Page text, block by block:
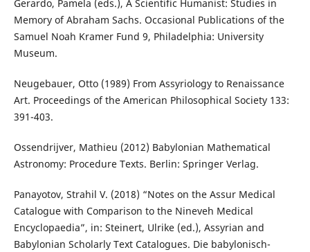
Gerardo, Pamela (eds.), A Scientific Humanist: Studies in
Memory of Abraham Sachs. Occasional Publications of the
Samuel Noah Kramer Fund 9, Philadelphia: University
Museum.
Neugebauer, Otto (1989) From Assyriology to Renaissance
Art. Proceedings of the American Philosophical Society 133:
391-403.
Ossendrijver, Mathieu (2012) Babylonian Mathematical
Astronomy: Procedure Texts. Berlin: Springer Verlag.
Panayotov, Strahil V. (2018) “Notes on the Assur Medical
Catalogue with Comparison to the Nineveh Medical
Encyclopaedia”, in: Steinert, Ulrike (ed.), Assyrian and
Babylonian Scholarly Text Catalogues. Die babylonisch-